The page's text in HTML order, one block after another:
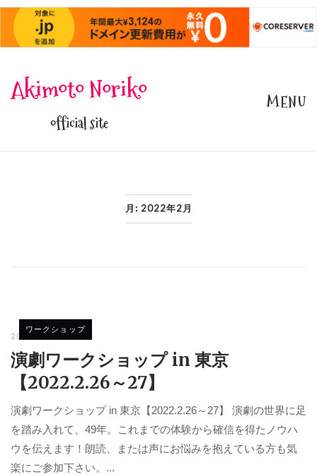
content
Akimoto Noriko
official site
MENU
月: 2022年2月
ワークショップ
2022年2月5日
演劇ワークショップ in 東京
【2022.2.26～27】
演劇ワークショップ in 東京【2022.2.26～27】 演劇の世界に足
を踏み入れて、49年。これまでの体験から確信を得たノウハ
ウを伝えます！朗読、または声にお悩みを抱えている方も気
楽にご参加下さい。...